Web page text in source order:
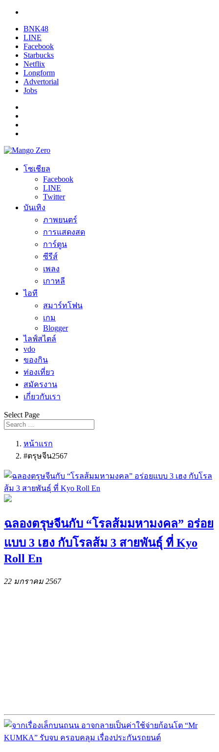
BNK48
LINE
Facebook
Starbucks
Netflix
Longform
Advertorial
Jobs
โซเชียล
Facebook
LINE
Twitter
บันเทิง
ภาพยนตร์
การแสดงสด
การ์ตูน
ซีรีส์
เพลง
เกาหลี
ไอที
สมาร์ทโฟน
เกม
Blogger
ไลฟ์สไตล์
vdo
ของกิน
ท่องเที่ยว
สมัครงาน
เกี่ยวกับเรา
Select Page
หน้าแรก
#ตรุษจีน2567
ฉลองตรุษจีนกับ “โรลส้มมหามงคล” อร่อย
แบบ 3 เฮง กับโรลส้ม 3 สายพันธุ์ ที่ Kyo
Roll En
22 มกราคม 2567